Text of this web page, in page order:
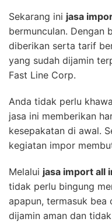
Sekarang ini jasa
bermunculan. Dengan
diberikan serta tarif
yang sudah dijamin
Fast Line Corp.
Anda tidak perlu
jasa ini memberikan
kesepakatan di awal.
kegiatan impor
Melalui jasa import all
tidak perlu bingung
apapun, termasuk bea
dijamin aman dan